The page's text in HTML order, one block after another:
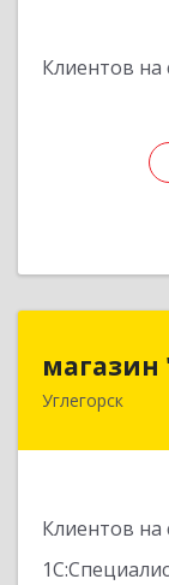
Клиентов
Углегорск
Клиентов